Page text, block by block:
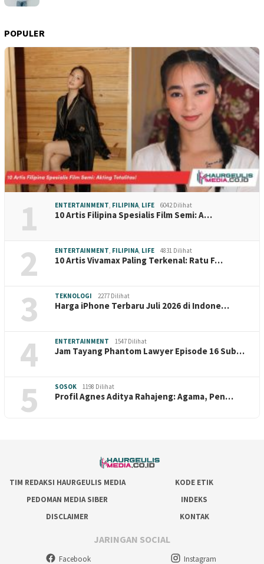
POPULER
1 ENTERTAINMENT, FILIPINA, LIFE 6042 Dilihat
10 Artis Filipina Spesialis Film Semi: A…
2 ENTERTAINMENT, FILIPINA, LIFE 4831 Dilihat
10 Artis Vivamax Paling Terkenal: Ratu F…
3 TEKNOLOGI 2277 Dilihat
Harga iPhone Terbaru Juli 2026 di Indone…
4 ENTERTAINMENT 1547 Dilihat
Jam Tayang Phantom Lawyer Episode 16 Sub…
5 SOSOK 1198 Dilihat
Profil Agnes Aditya Rahajeng: Agama, Pen…
TIM REDAKSI HAURGEULIS MEDIA
KODE ETIK
PEDOMAN MEDIA SIBER
INDEKS
DISCLAIMER
KONTAK
JARINGAN SOCIAL
Facebook Instagram